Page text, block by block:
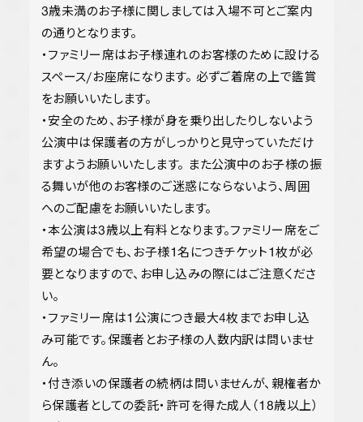
3歳未満のお子様に関しましては入場不可とご案内
の通りとなります。
・ファミリー席はお子様連れのお客様のために設ける
スペース/お座席になります。 必ずご着席の上で鑑賞
をお願いいたします。
・安全のため、お子様が身を乗り出したりしないよう
公演中は保護者の方がしっかりと見守っていただけ
ますようお願いいたします。 また公演中のお子様の振
る舞いが他のお客様のご迷惑にならないよう、周囲
へのご配慮をお願いいたします。
・本公演は3歳以上有料となります。ファミリー席をご
希望の場合でも、お子様1名につきチケット1枚が必
要となりますので、お申し込みの際にはご注意くださ
い。
・ファミリー席は1公演につき最大4枚までお申し込
み可能です。保護者とお子様の人数内訳は問いませ
ん。
・付き添いの保護者の続柄は問いませんが、親権者か
ら保護者としての委託・許可を得た成人（18歳以上）